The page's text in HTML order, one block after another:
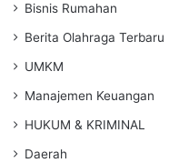
Bisnis Rumahan
Berita Olahraga Terbaru
UMKM
Manajemen Keuangan
HUKUM & KRIMINAL
Daerah